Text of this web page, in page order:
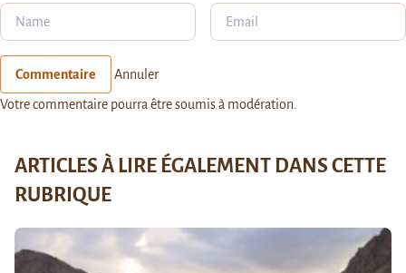
Commentaire Annuler
Votre commentaire pourra être soumis à modération.
ARTICLES À LIRE ÉGALEMENT DANS CETTE
RUBRIQUE